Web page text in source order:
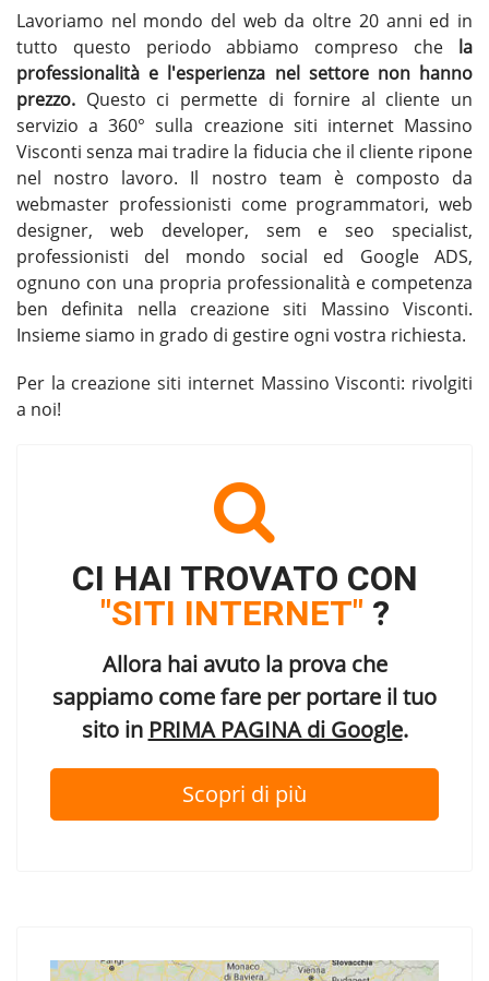
Lavoriamo nel mondo del web da oltre 20 anni ed in
tutto questo periodo abbiamo compreso che la
professionalità e l'esperienza nel settore non hanno
prezzo. Questo ci permette di fornire al cliente un
servizio a 360° sulla creazione siti internet Massino
Visconti senza mai tradire la fiducia che il cliente ripone
nel nostro lavoro. Il nostro team è composto da
webmaster professionisti come programmatori, web
designer, web developer, sem e seo specialist,
professionisti del mondo social ed Google ADS,
ognuno con una propria professionalità e competenza
ben definita nella creazione siti Massino Visconti.
Insieme siamo in grado di gestire ogni vostra richiesta.
Per la creazione siti internet Massino Visconti: rivolgiti
a noi!
CI HAI TROVATO CON
"SITI INTERNET" ?
Allora hai avuto la prova che
sappiamo come fare per portare il tuo
sito in PRIMA PAGINA di Google.
Scopri di più